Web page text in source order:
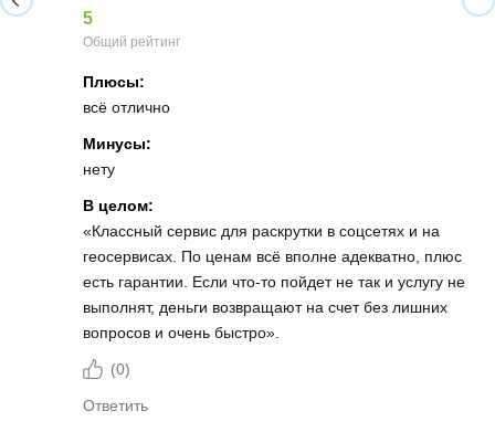
5
Общий рейтинг
Плюсы:
всё отлично
Минусы:
нету
В целом:
«Классный сервис для раскрутки в соцсетях и на
геосервисах. По ценам всё вполне адекватно, плюс
есть гарантии. Если что-то пойдет не так и услугу не
выполнят, деньги возвращают на счет без лишних
вопросов и очень быстро».
(0)
Ответить